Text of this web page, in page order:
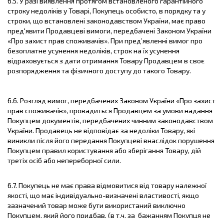
строку недоліків у Товарі, Покупець особисто, в порядку та у
строки, що встановлені законодавством України, має право
пред'явити Продавцеві вимоги, передбачені Законом України
«Про захист прав споживачів». При пред’явленні вимог про
безоплатне усунення недоліків, строк на їх усунення
відраховується з дати отримання Товару Продавцем в своє
розпорядження та фізичного доступу до такого Товару.
6.6. Розгляд вимог, передбачених Законом України «Про захист
прав споживачів», провадиться Продавцем за умови надання
Покупцем документів, передбачених чинним законодавством
України. Продавець не відповідає за недоліки Товару, які
виникли після його передання Покупцеві внаслідок порушення
Покупцем правил користування або зберігання Товару, дій
третіх осіб або непереборної сили.
6.7. Покупець не має права відмовитися від товару належної
якості, що має індивідуально-визначені властивості, якщо
зазначений товар може бути використаний виключно
Покупцем, який його придбав, (в т.ч. за бажанням Покупця не